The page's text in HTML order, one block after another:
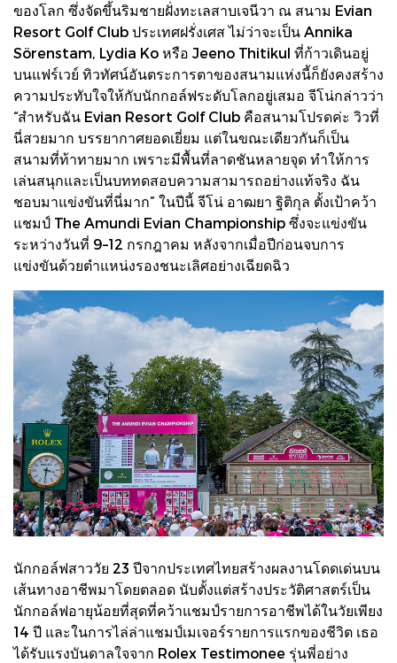
ของโลก ซึ่งจัดขึ้นริมชายฝั่งทะเลสาบเจนีวา ณ สนาม Evian
Resort Golf Club ประเทศฝรั่งเศส ไม่ว่าจะเป็น Annika
Sörenstam, Lydia Ko หรือ Jeeno Thitikul ที่ก้าวเดินอยู่
บนแฟร์เวย์ ทิวทัศน์อันตระการตาของสนามแห่งนี้ก็ยังคงสร้าง
ความประทับใจให้กับนักกอล์ฟระดับโลกอยู่เสมอ จีโน่กล่าวว่า
“สำหรับฉัน Evian Resort Golf Club คือสนามโปรดค่ะ วิวที่
นี่สวยมาก บรรยากาศยอดเยี่ยม แต่ในขณะเดียวกันก็เป็น
สนามที่ท้าทายมาก เพราะมีพื้นที่ลาดชันหลายจุด ทำให้การ
เล่นสนุกและเป็นบททดสอบความสามารถอย่างแท้จริง ฉัน
ชอบมาแข่งขันที่นี่มาก” ในปีนี้ จีโน่ อาฒยา ฐิติกุล ตั้งเป้าคว้า
แชมป์ The Amundi Evian Championship ซึ่งจะแข่งขัน
ระหว่างวันที่ 9–12 กรกฎาคม หลังจากเมื่อปีก่อนจบการ
แข่งขันด้วยตำแหน่งรองชนะเลิศอย่างเฉียดฉิว
นักกอล์ฟสาววัย 23 ปีจากประเทศไทยสร้างผลงานโดดเด่นบน
เส้นทางอาชีพมาโดยตลอด นับตั้งแต่สร้างประวัติศาสตร์เป็น
นักกอล์ฟอายุน้อยที่สุดที่คว้าแชมป์รายการอาชีพได้ในวัยเพียง
14 ปี และในการไล่ล่าแชมป์เมเจอร์รายการแรกของชีวิต เธอ
ได้รับแรงบันดาลใจจาก Rolex Testimonee รุ่นพี่อย่าง